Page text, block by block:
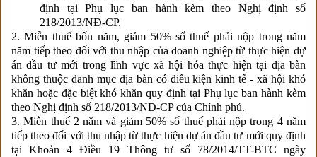
định tại Phụ lục ban hành kèm theo Nghị định số
218/2013/NĐ-CP.
2. Miễn thuế bốn năm, giảm 50% số thuế phải nộp trong năm
năm tiếp theo đối với thu nhập của doanh nghiệp từ thực hiện dự
án đầu tư mới trong lĩnh vực xã hội hóa thực hiện tại địa bàn
không thuộc danh mục địa bàn có điều kiện kinh tế - xã hội khó
khăn hoặc đặc biệt khó khăn quy định tại Phụ lục ban hành kèm
theo Nghị định số 218/2013/NĐ-CP của Chính phủ.
3. Miễn thuế 2 năm và giảm 50% số thuế phải nộp trong 4 năm
tiếp theo đối với thu nhập từ thực hiện dự án đầu tư mới quy định
tại Khoản 4 Điều 19 Thông tư số 78/2014/TT-BTC ngày